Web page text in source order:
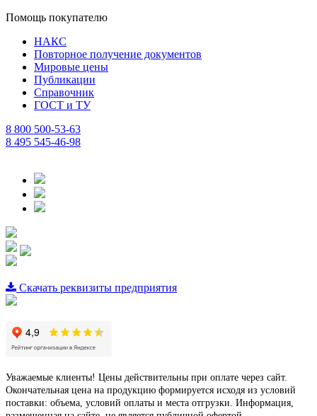
Помощь покупателю
НАКС
Повторное получение документов
Мировые цены
Публикации
Справочник
ГОСТ и ТУ
8 800 500-53-63
8 495 545-46-98
Скачать реквизиты предприятия
Уважаемые клиенты! Цены действительны при оплате через сайт.
Окончательная цена на продукцию формируется исходя из условий
поставки: объема, условий оплаты и места отгрузки. Информация,